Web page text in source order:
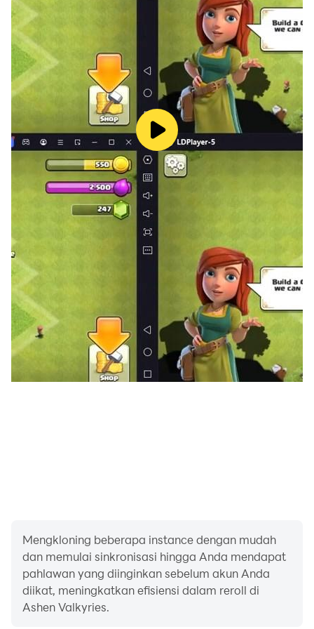
Mengkloning beberapa instance dengan mudah
dan memulai sinkronisasi hingga Anda mendapat
pahlawan yang diinginkan sebelum akun Anda
diikat, meningkatkan efisiensi dalam reroll di
Ashen Valkyries.